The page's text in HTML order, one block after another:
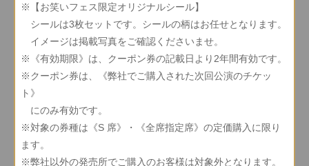
※【お笑いフェス限定オリジナルシール】
シールは3枚セットです。シールの柄はお任せとなります。
イメージは掲載写真をご確認くださいませ。
※《有効期限》は、クーポン券の記載日より2年間有効です。
※クーポン券は、《弊社でご購入された次回公演のチケッ
ト》
にのみ有効です。
※対象の券種は《S 席》・《全席指定席》の定価購入に限り
ます。
※弊社以外の発売所でご購入のお客様は対象外となります。